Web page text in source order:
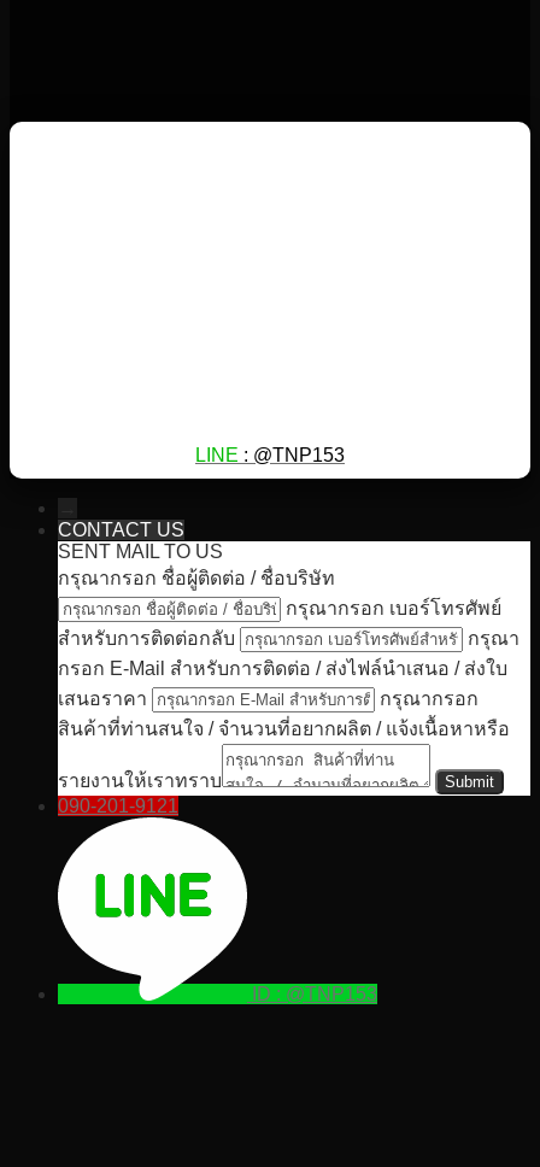
LINE : @TNP153
CONTACT US
SENT MAIL TO US
กรุณากรอก ชื่อผู้ติดต่อ / ชื่อบริษัท
กรุณากรอก เบอร์โทรศัพย์
สำหรับการติดต่อกลับ
กรุณา
กรอก E-Mail สำหรับการติดต่อ / ส่งไฟล์นำเสนอ / ส่งใบ
เสนอราคา
กรุณากรอก
สินค้าที่ท่านสนใจ / จำนวนที่อยากผลิต / แจ้งเนื้อหาหรือ
รายงานให้เราทราบ
090-201-9121
ID : @TNP153